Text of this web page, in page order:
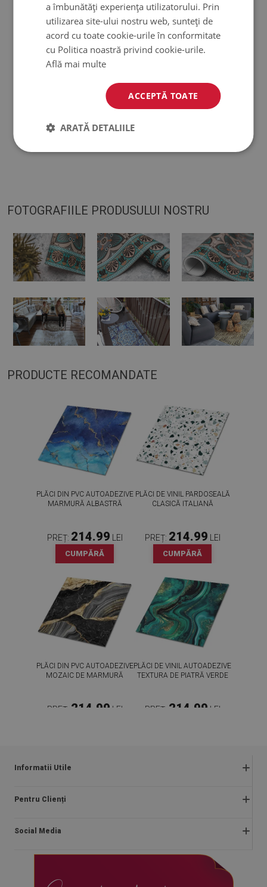
Grosime:1,6 mm;
Covoarele nu sunt antiderapante;
Covorașul este conceput pentru a fi utilizat pe o suprafață
tare. Când este plasat pe o suprafață moale, se poate îndoi și
FOTOGRAFIILE PRODUSULUI NOSTRU
PRODUCTE RECOMANDATE
PLĂCI DIN PVC AUTOADEZIVE
MARMURĂ ALBASTRĂ
PREȚ: 214.99 LEI
CUMPĂRĂ
PLĂCI DE VINIL PARDOSEALĂ
CLASICĂ ITALIANĂ
PREȚ: 214.99 LEI
CUMPĂRĂ
PLĂCI DIN PVC AUTOADEZIVE
MOZAIC DE MARMURĂ
PREȚ: 214.99 LEI
PLĂCI DE VINIL AUTOADEZIVE
TEXTURA DE PIATRĂ VERDE
PREȚ: 214.99 LEI
Informatii Utile
Regulamentul magazinului
Plăți
Politica de confidențialitate și cookies
Pentru Clienți
Despre noi
Social Media
instagram
a îmbunătăți experiența utilizatorului. Prin
utilizarea site-ului nostru web, sunteți de
acord cu toate cookie-urile în conformitate
cu Politica noastră privind cookie-urile.
Află mai multe
ACCEPTĂ TOATE
ARATĂ DETALIILE